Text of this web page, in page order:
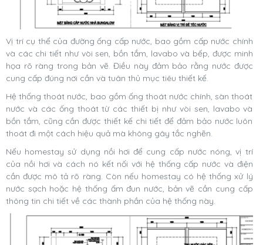
Vị trí cụ thể của đường ống cấp nước, bao gồm cấp nước chính
và các chi tiết như vòi sen, bồn tắm, lavabo và bếp, được minh
họa rõ ràng trong bản vẽ. Điều này đảm bảo rằng nước được
cung cấp đúng nơi cần và tuân thủ mục tiêu thiết kế.
Hệ thống thoát nước, bao gồm ống thoát nước chính, sàn thoát
nước và các ống thoát từ các thiết bị như vòi sen, lavabo và
bồn tắm, cũng cần được thiết kế chi tiết để đảm bảo nước luôn
thoát đi một cách hiệu quả mà không gây tắc nghẽn.
Nếu homestay sử dụng nồi hơi để cung cấp nước nóng, vị trí
của nồi hơi và cách nó kết nối với hệ thống cấp nước và điện
cần được mô tả rõ ràng. Còn nếu homestay có hệ thống xử lý
nước sạch hoặc hệ thống ấm đun nước, bản vẽ cần cung cấp
thông tin chi tiết về các thành phần của hệ thống này.